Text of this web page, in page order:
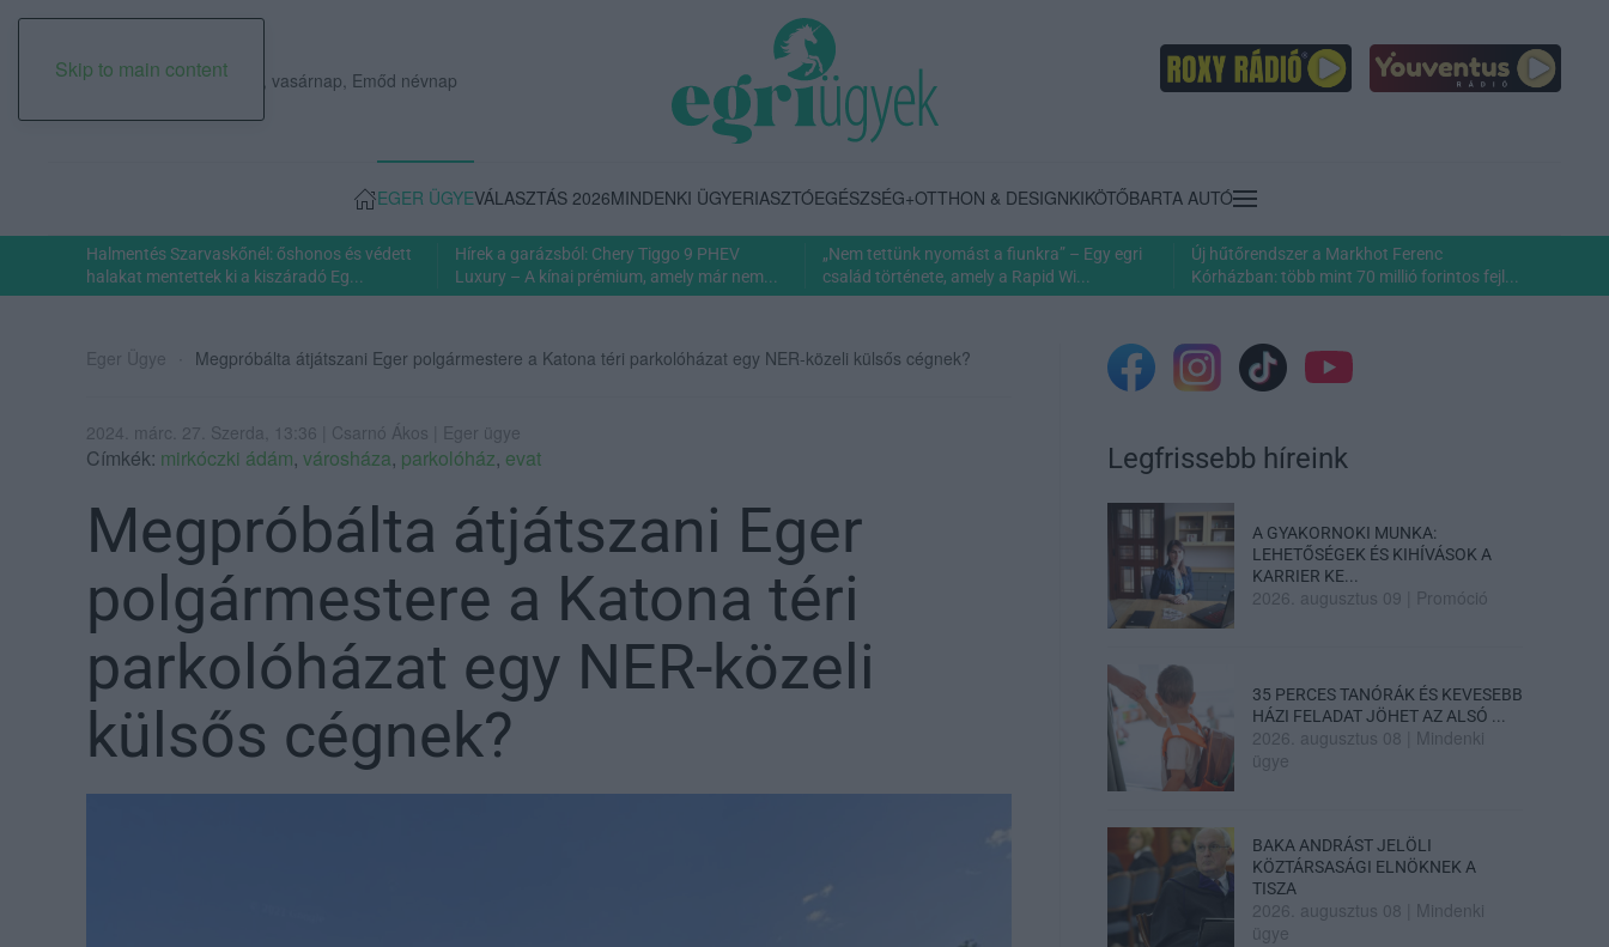
Skip to main content
2026. augusztus 09., vasárnap, Emőd névnap
EGER ÜGYEVÁLASZTÁS 2026MINDENKI ÜGYERIASZTÓEGÉSZSÉG+OTTHON & DESIGNKIKÖTŐBARTA AUTÓ
Halmentés Szarvaskőnél: őshonos és védett
halakat mentettek ki a kiszáradó Eg...
Hírek a garázsból: Chery Tiggo 9 PHEV
Luxury – A kínai prémium, amely már nem...
„Nem tettünk nyomást a fiunkra” – Egy egri
család története, amely a Rapid Wi...
Új hűtőrendszer a Markhot Ferenc
Kórházban: több mint 70 millió forintos fejl...
Eger Ügye Megpróbálta átjátszani Eger polgármestere a Katona téri parkolóházat egy NER-közeli külsős cégnek?
2024. márc. 27. Szerda, 13:36 | Csarnó Ákos | Eger ügye
Címkék: mirkóczki ádám, városháza, parkolóház, evat
Megpróbálta átjátszani Eger
polgármestere a Katona téri
parkolóházat egy NER-közeli
külsős cégnek?
Legfrissebb híreink
A GYAKORNOKI MUNKA:
LEHETŐSÉGEK ÉS KIHÍVÁSOK A
KARRIER KE...
2026. augusztus 09 Promóció
35 PERCES TANÓRÁK ÉS KEVESEBB
HÁZI FELADAT JÖHET AZ ALSÓ ...
2026. augusztus 08
Mindenki
ügye
BAKA ANDRÁST JELÖLI
KÖZTÁRSASÁGI ELNÖKNEK A
TISZA
2026. augusztus 08
Mindenki
ügye